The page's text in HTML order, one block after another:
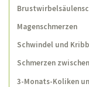
Magenschmerzen
Schwindel und
Schmerzen
3-Monats-Koliken